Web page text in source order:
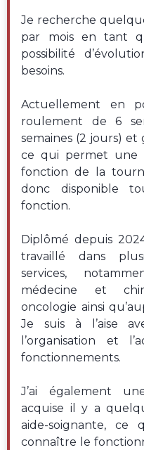
Je recherche
par mois en tant
possibilité
besoins.
Actuellement en
roulement de 6
semaines (2 jours) et
ce qui permet une
fonction de la
donc disponible
fonction.
Diplômé depuis
travaillé dans
services,
médecine et
oncologie ainsi
Je suis à l’aise
l’organisation et
fonctionnements.
J’ai également
acquise il y a
aide-soignante,
connaître le